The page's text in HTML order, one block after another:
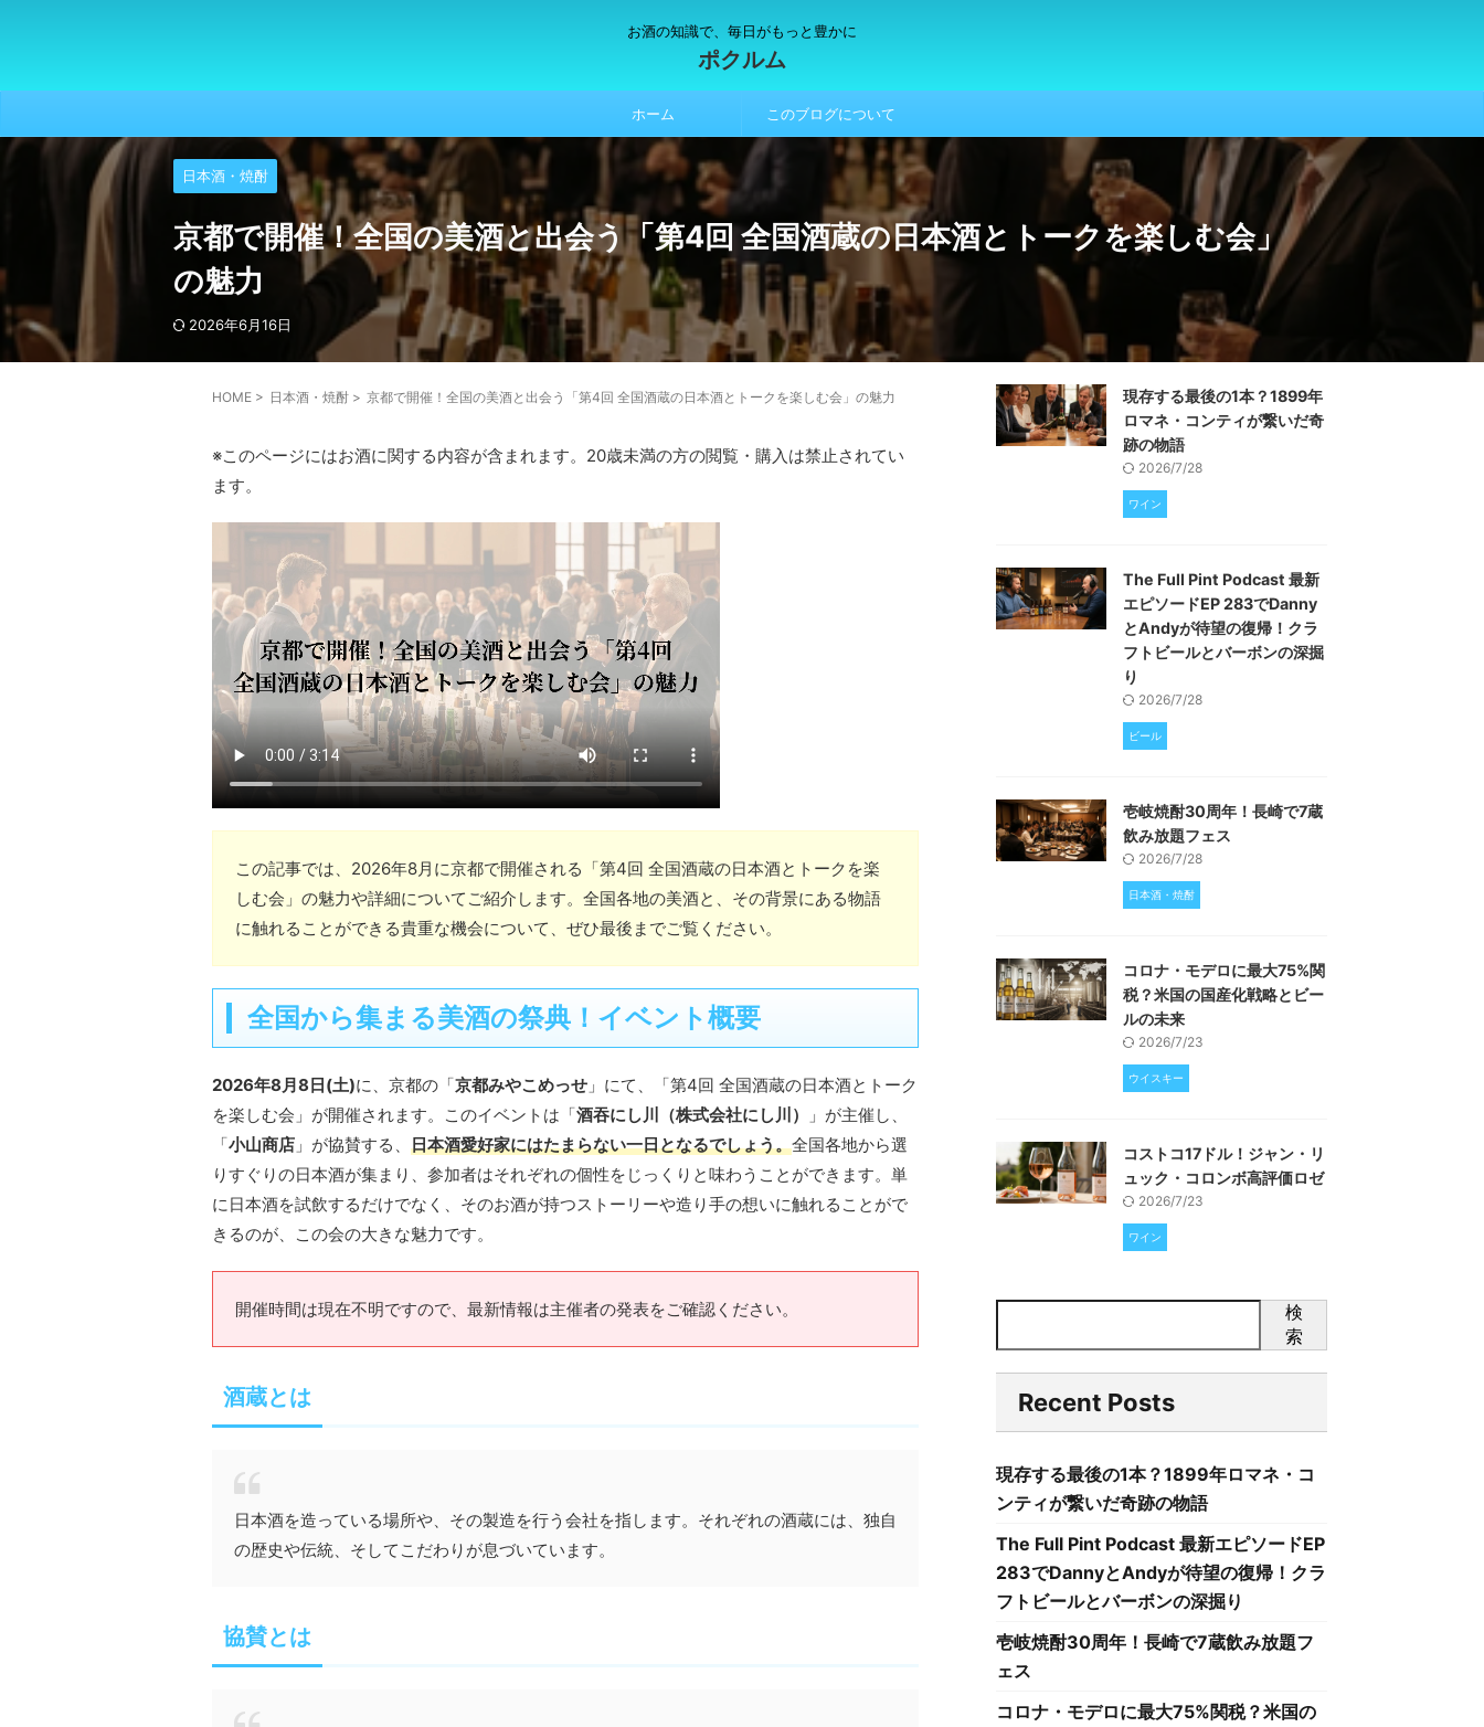
お酒の知識で、毎日がもっと豊かに
ポクルム
ホーム このブログについて
日本酒・焼酎
京都で開催！全国の美酒と出会う「第4回 全国酒蔵の日本酒とトークを楽しむ会」
の魅力
2026年6月16日
HOME > 日本酒・焼酎 > 京都で開催！全国の美酒と出会う「第4回 全国酒蔵の日本酒とトークを楽しむ会」の魅力
※このページにはお酒に関する内容が含まれます。20歳未満の方の閲覧・購入は禁止されてい
ます。
この記事では、2026年8月に京都で開催される「第4回 全国酒蔵の日本酒とトークを楽
しむ会」の魅力や詳細についてご紹介します。全国各地の美酒と、その背景にある物語
に触れることができる貴重な機会について、ぜひ最後までご覧ください。
全国から集まる美酒の祭典！イベント概要
2026年8月8日(土)に、京都の「京都みやこめっせ 」にて、「第4回 全国酒蔵の日本酒とトーク
を楽しむ会」が開催されます。このイベントは「酒吞にし川（株式会社にし川）
」が主催し、
「小山商店 」が協賛する、 日本酒愛好家にはたまらない一日となるでしょう。全国各地から選
りすぐりの日本酒が集まり、参加者はそれぞれの個性をじっくりと味わうことができます。単
に日本酒を試飲するだけでなく、そのお酒が持つストーリーや造り手の想いに触れることがで
きるのが、この会の大きな魅力です。
開催時間は現在不明ですので、最新情報は主催者の発表をご確認ください。
酒蔵とは
日本酒を造っている場所や、その製造を行う会社を指します。それぞれの酒蔵には、独自
の歴史や伝統、そしてこだわりが息づいています。
協賛とは
現存する最後の1本？1899年
ロマネ・コンティが繋いだ奇
跡の物語
2026/7/28
ワイン
The Full Pint Podcast 最新
エピソードEP 283でDanny
とAndyが待望の復帰！クラ
フトビールとバーボンの深掘
り
2026/7/28
ビール
壱岐焼酎30周年！長崎で7蔵
飲み放題フェス
2026/7/28
日本酒・焼酎
コロナ・モデロに最大75%関
税？米国の国産化戦略とビー
ルの未来
2026/7/23
ウイスキー
コストコ17ドル！ジャン・リ
ュック・コロンボ高評価ロゼ
2026/7/23
ワイン
検
索
Recent Posts
現存する最後の1本？1899年ロマネ・コ
ンティが繋いだ奇跡の物語
The Full Pint Podcast 最新エピソードEP
283でDannyとAndyが待望の復帰！クラ
フトビールとバーボンの深掘り
壱岐焼酎30周年！長崎で7蔵飲み放題フ
ェス
コロナ・モデロに最大75%関税？米国の